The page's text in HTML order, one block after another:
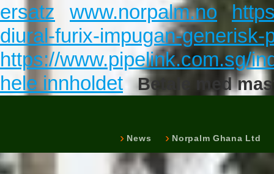
ersatz
www.norpalm.no
diural-furix-impugan-generisk-
https://www.pipelink.com.sg/
hele innholdet
Betale med
News Norpalm Ghana Ltd